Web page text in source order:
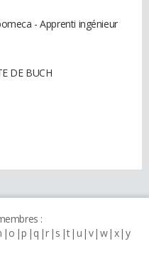
- Apprenti ingénieur
DE BUCH
:
o p q r s t u v w x y